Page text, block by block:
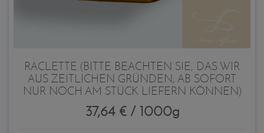
RACLETTE (BITTE BEACHTEN SIE, DAS WIR
AUS ZEITLICHEN GRÜNDEN, AB SOFORT
NUR NOCH AM STÜCK LIEFERN KÖNNEN)
37,64 € / 1000g